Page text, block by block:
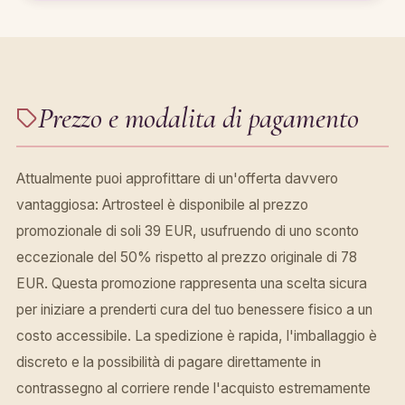
Prezzo e modalita di pagamento
Attualmente puoi approfittare di un'offerta davvero
vantaggiosa: Artrosteel è disponibile al prezzo
promozionale di soli 39 EUR, usufruendo di uno sconto
eccezionale del 50% rispetto al prezzo originale di 78
EUR. Questa promozione rappresenta una scelta sicura
per iniziare a prenderti cura del tuo benessere fisico a un
costo accessibile. La spedizione è rapida, l'imballaggio è
discreto e la possibilità di pagare direttamente in
contrassegno al corriere rende l'acquisto estremamente